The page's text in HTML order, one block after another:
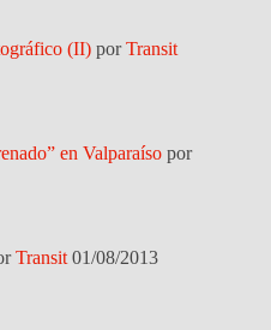
(II) porTransit
en Valparaíso por
Transit 01/08/2013